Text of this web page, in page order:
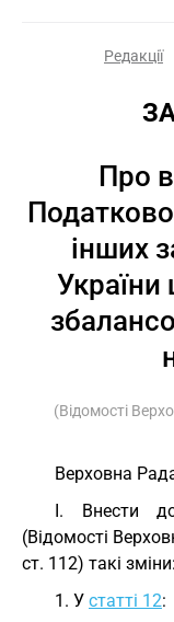
Редакції
Про
інших
(Відомості
Верховна
I. Внести
(Відомості
ст. 112) такі зміни:
1. У статті 12: